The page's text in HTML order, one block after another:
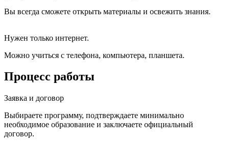
Вы всегда сможете открыть материалы и освежить знания.
Нужен только интернет.
Можно учиться с телефона, компьютера, планшета.
Процесс работы
Заявка и договор
Выбираете программу, подтверждаете минимально
необходимое образование и заключаете официальный
договор.